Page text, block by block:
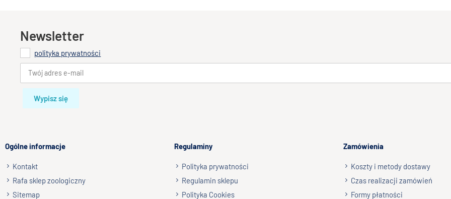
Newsletter
polityka prywatności
Wypisz się
Ogólne informacje
Kontakt
Rafa sklep zoologiczny
Sitemap
Regulaminy
Polityka prywatności
Regulamin sklepu
Polityka Cookies
Zamówienia
Koszty i metody dostawy
Czas realizacji zamówień
Formy płatności